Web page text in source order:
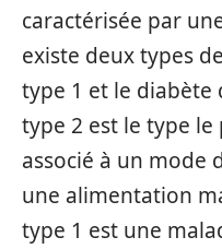
caractérisée par
existe deux types
type 1 et le diabète
type 2 est le type
associé à un mode
une alimentation
type 1 est une